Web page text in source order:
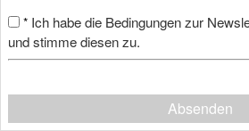
* Ich habe die Bedingungen zur
und stimme diesen zu.
Absenden